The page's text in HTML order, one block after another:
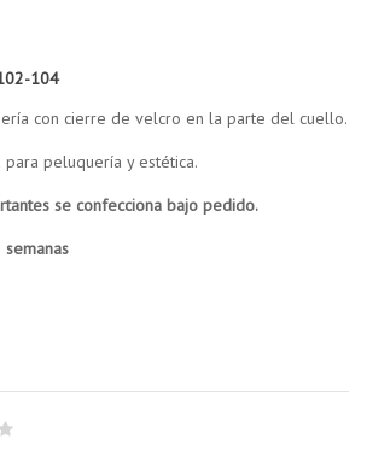
104
con cierre de velcro en la parte del cuello.
peluquería y estética.
se confecciona bajo pedido.